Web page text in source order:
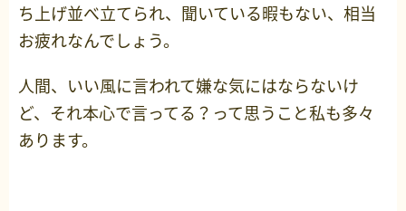
ち上げ並べ立てられ、聞いている暇もない、相当
お疲れなんでしょう。
人間、いい風に言われて嫌な気にはならないけ
ど、それ本心で言ってる？って思うこと私も多々
あります。